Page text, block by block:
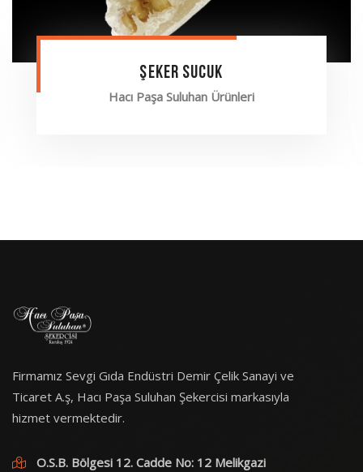
Şeker Sucuk
Hacı Paşa Suluhan Ürünleri
Firmamız Sevgi Gıda Endüstri Demir Çelik Sanayi ve
Ticaret A.ş, Hacı Paşa Suluhan Şekercisi markasıyla
hizmet vermektedir.
O.S.B. Bölgesi 12. Cadde No: 12 Melikgazi